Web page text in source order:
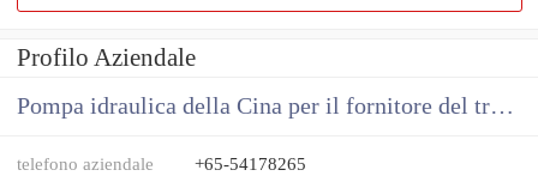
Profilo Aziendale
Pompa idraulica della Cina per il fornitore del trattore
telefono aziendale +65-54178265